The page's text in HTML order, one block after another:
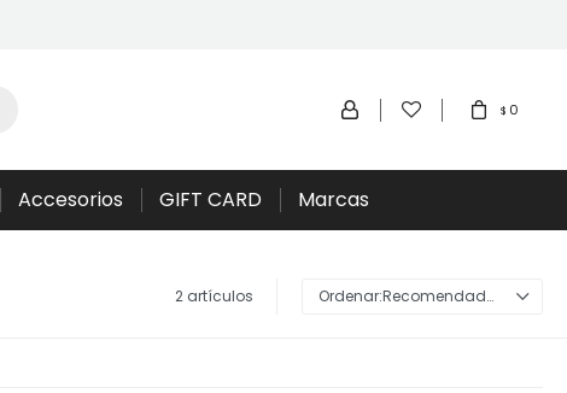
Accesorios GIFT CARD Marcas
$ 0
2 artículos Recomendados